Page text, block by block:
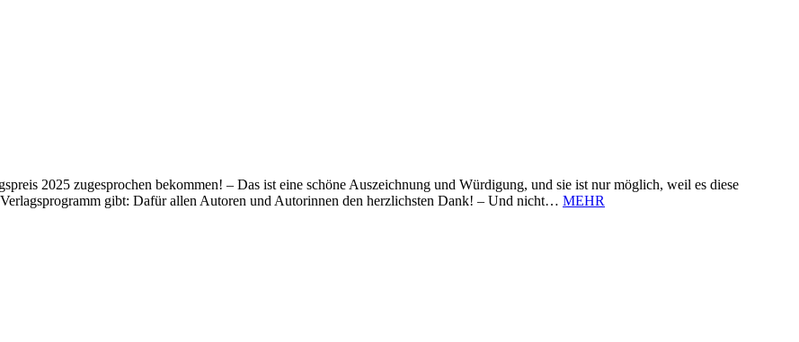
2025 zugesprochen bekommen! – Das ist eine schöne Auszeichnung und Würdigung, und sie ist nur möglich, weil es diese
gibt: Dafür allen Autoren und Autorinnen den herzlichsten Dank! – Und nicht… MEHR